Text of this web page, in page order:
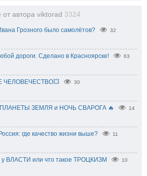
автора viktorad 3324
Грозного было самолётов? 32
дороги. Сделано в Красноярске! 63
ЧЕЛОВЕЧЕСТВО💥 30
ПЛАНЕТЫ ЗЕМЛЯ и НОЧЬ СВАРОГА 🔥 14
где качество жизни выше? 11
ВЛАСТИ или что такое ТРОЦКИЗМ 10